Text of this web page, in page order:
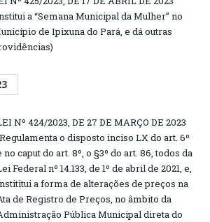
a “Semana Municipal da Mulher” no
de Ipixuna do Pará, e dá outras
Nº 424/2023, DE 27 DE MARÇO DE 2023
o disposto inciso LX do art. 6º
no caput do art. 8º, o §3º do art. 86, todos da
Federal nº 14.133, de 1º de abril de 2021, e,
a forma de alterações de preços na
de Registro de Preços, no âmbito da
Pública Municipal direta do